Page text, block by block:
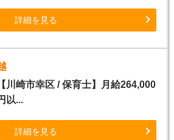
詳細を見る
【川崎市幸区 / 保育士】月給264,000
以...
詳細を見る